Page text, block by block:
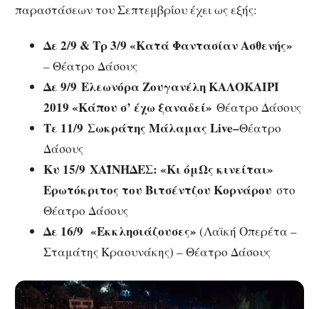
παραστάσεων του Σεπτεμβρίου έχει ως εξής:
Δε 2/9 & Τρ 3/9 «Κατά Φαντασίαν Ασθενής»
– Θέατρο Δάσους
Δε 9/9 Ελεωνόρα Ζουγανέλη ΚΑΛΟΚΑΙΡΙ
2019 «Κάπου σ’ έχω ξαναδεί» Θέατρο Δάσους
Τε 11/9 Σωκράτης Μάλαμας Live–Θέατρο
Δάσους
Κυ 15/9 ΧΑΪΝΗΔΕΣ: «Κι όμΩς κινείται»
Ερωτόκριτος του Βιτσέντζου Κορνάρου στο
Θέατρο Δάσους
Δε 16/9 «Εκκλησιάζουσες» (Λαϊκή Οπερέτα –
Σταμάτης Κραουνάκης) – Θέατρο Δάσους